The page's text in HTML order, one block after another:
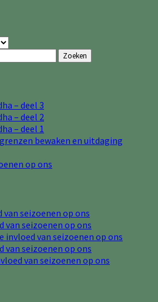
Zoeken
– deel 3
– deel 2
– deel 1
bewaken en uitdaging
op ons
van seizoenen op ons
van seizoenen op ons
invloed van seizoenen op ons
van seizoenen op ons
van seizoenen op ons